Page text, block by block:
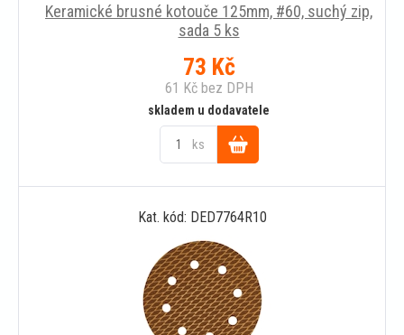
Keramické brusné kotouče 125mm, #60, suchý zip,
sada 5 ks
73 Kč
61 Kčbez DPH
skladem u dodavatele
ks
Do
košíku
Kat. kód: DED7764R10